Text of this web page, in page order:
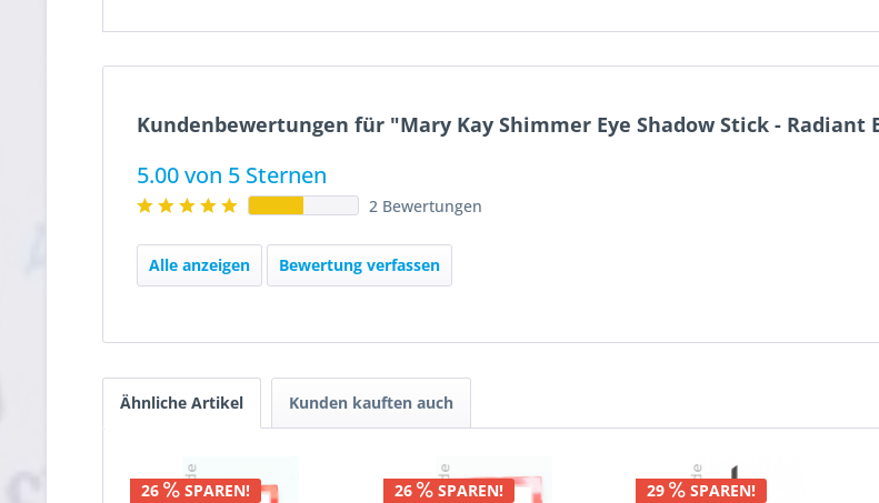
Kundenbewertungen für "Mary Kay Shimmer Eye Shadow Stick - Radiant
5.00 von 5 Sternen
2 Bewertungen
Alle anzeigen Bewertung verfassen
Ähnliche Artikel Kunden kauften auch
26
SPAREN!
26
SPAREN!
29
SPAREN!